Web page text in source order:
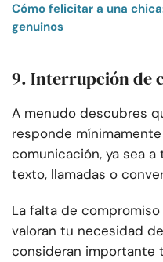
Cómo felicitar a una
genuinos
9. Interrupción de
A menudo descubres
responde
comunicación, ya sea
texto, llamadas o
La falta de
valoran tu necesidad
consideran importante